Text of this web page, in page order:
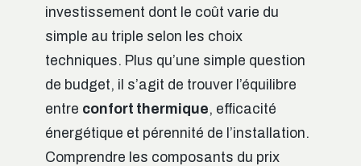
investissement dont le coût varie du
simple au triple selon les choix
techniques. Plus qu’une simple question
de budget, il s’agit de trouver l’équilibre
entre confort thermique, efficacité
énergétique et pérennité de l’installation.
Comprendre les composants du prix